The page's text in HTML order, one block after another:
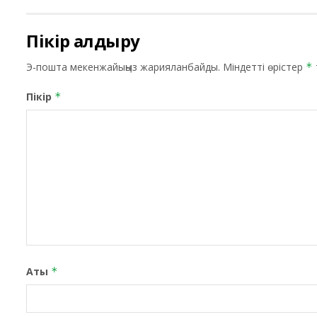
Пікір қалдыру
Э-пошта мекенжайыңыз жарияланбайды. Міндетті өрістер *
Пікір *
Аты *